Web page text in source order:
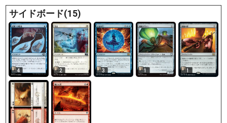
サイドボード(15)
4 2 3 1 1